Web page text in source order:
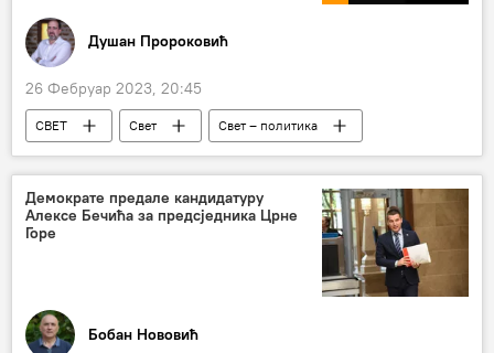
Душан Пророковић
26 Фебруар 2023, 20:45
СВЕТ Свет
Свет – политика
Русија
Русија – политика
Емисија „Пророк“
Анализе и мишљења
Демократе предале кандидатуру
Алексе Бечића за предсједника Црне
Горе
Бобан Нововић